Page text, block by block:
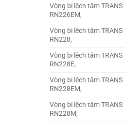
Vòng bi lêch tâm TRANS
RN226EM,
Vòng bi lêch tâm TRANS
RN228,
Vòng bi lêch tâm TRANS
RN228E,
Vòng bi lêch tâm TRANS
RN228EM,
Vòng bi lêch tâm TRANS
RN228M,